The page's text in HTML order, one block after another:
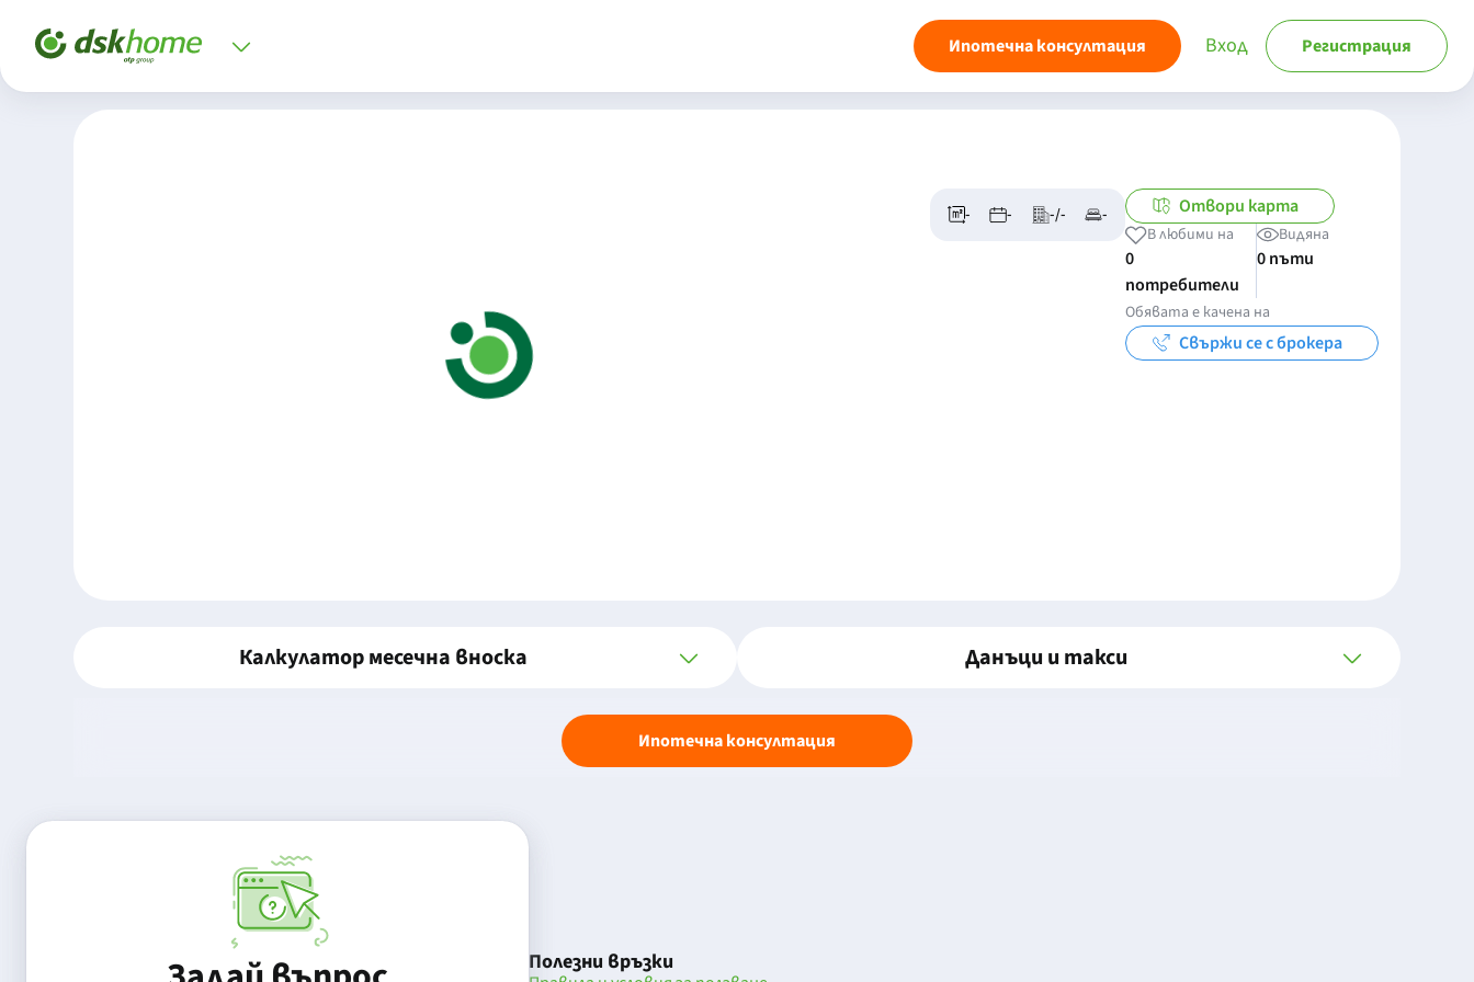
Ипотечна консултация Вход Регистрация
- - -/- - Отвори карта
В любими на
0
потребители
Видяна
0 пъти
Обявата е качена на
Свържи се с брокера
Калкулатор месечна вноска Данъци и такси
Ипотечна консултация
Полезни връзки